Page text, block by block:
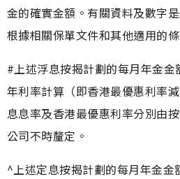
金的確實金額。有關資料及數字
根據相關保單文件和其他適用的
#上述浮息按揭計劃的每月年金
年利率計算（即香港最優惠利率
息息率及香港最優惠利率分別由
公司不時釐定。
^上述定息按揭計劃的每月年金金